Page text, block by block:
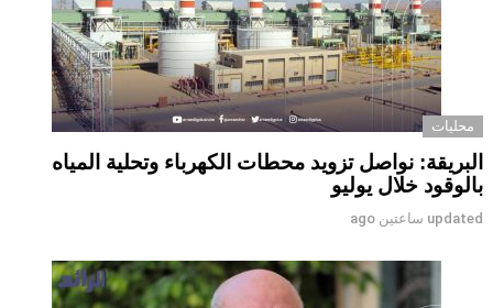
محليات
البريقة: نواصل تزويد محطات الكهرباء وتحلية المياه
بالوقود خلال يوليو
updated ساعتين ago